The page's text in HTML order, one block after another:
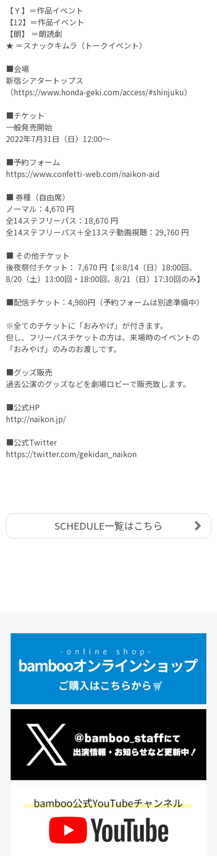
【Ｙ】＝作品イベント
【12】＝作品イベント
【朗】 ＝朗読劇
★ ＝スナックキムラ（トークイベント）
■会場
新宿シアタートップス
（https://www.honda-geki.com/access/#shinjuku）
■チケット
一般発売開始
2022年7月31日（日）12:00～
■予約フォーム
https://www.confetti-web.com/naikon-aid
■ 券種（自由席）
ノーマル：4,670 円
全14ステフリーパス：18,670 円
全14ステフリーパス＋全13ステ動画視聴：29,760 円
■ その他チケット
後夜祭付チケット： 7,670 円【※8/14（日）18:00回、
8/20（土）13:00回・18:00回、8/21（日）17:30回のみ】
■配信チケット：4,980円（予約フォームは別途準備中）
※全てのチケットに「おみやげ」が付きます。
但し、フリーパスチケットの方は、来場時のイベントの
「おみやげ」のみのお渡しです。
■グッズ販売
過去公演のグッズなどを劇場ロビーで販売致します。
■公式HP
http://naikon.jp/
■公式Twitter
https://twitter.com/gekidan_naikon
SCHEDULE一覧はこちら